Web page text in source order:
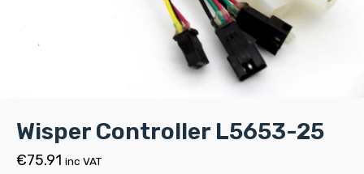
Wisper Controller L5653-25
€75.91 inc VAT